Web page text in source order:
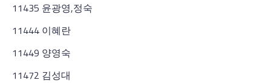
11435 윤광영,정숙
11444 이혜란
11449 양영숙
11472 김성대